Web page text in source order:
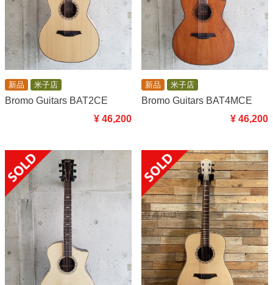
新品 米子店
Bromo Guitars BAT2CE
¥ 46,200
新品 米子店
Bromo Guitars BAT4MCE
¥ 46,200